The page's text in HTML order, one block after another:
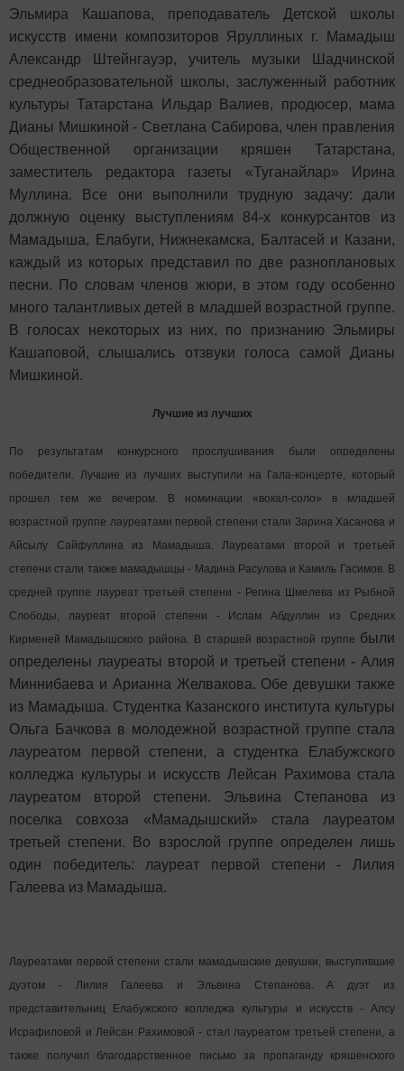
Эльмира Кашапова, преподаватель Детской школы
искусств имени композиторов Яруллиных г. Мамадыш
Александр Штейнгауэр, учитель музыки Шадчинской
среднеобразовательной школы, заслуженный работник
культуры Татарстана Ильдар Валиев, продюсер, мама
Дианы Мишкиной - Светлана Сабирова, член правления
Общественной организации кряшен Татарстана,
заместитель редактора газеты «Туганайлар» Ирина
Муллина. Все они выполнили трудную задачу: дали
должную оценку выступлениям 84-х конкурсантов из
Мамадыша, Елабуги, Нижнекамска, Балтасей и Казани,
каждый из которых представил по две разноплановых
песни. По словам членов жюри, в этом году особенно
много талантливых детей в младшей возрастной группе.
В голосах некоторых из них, по признанию Эльмиры
Кашаповой, слышались отзвуки голоса самой Дианы
Мишкиной.
Лучшие из лучших
По результатам конкурсного прослушивания были определены
победители. Лучшие из лучших выступили на Гала-концерте, который
прошел тем же вечером. В номинации «вокал-соло» в младшей
возрастной группе лауреатами первой степени стали Зарина Хасанова и
Айсылу Сайфуллина из Мамадыша. Лауреатами второй и третьей
степени стали также мамадышцы - Мадина Расулова и Камиль Гасимов. В
средней группе лауреат третьей степени - Регина Шмелева из Рыбной
Слободы, лауреат второй степени - Ислам Абдуллин из Средних
Кирменей Мамадышского района. В старшей возрастной группе были
определены лауреаты второй и третьей степени - Алия
Миннибаева и Арианна Желвакова. Обе девушки также
из Мамадыша. Студентка Казанского института культуры
Ольга Бачкова в молодежной возрастной группе стала
лауреатом первой степени, а студентка Елабужского
колледжа культуры и искусств Лейсан Рахимова стала
лауреатом второй степени. Эльвина Степанова из
поселка совхоза «Мамадышский» стала лауреатом
третьей степени. Во взрослой группе определен лишь
один победитель: лауреат первой степени - Лилия
Галеева из Мамадыша.
Лауреатами первой степени стали мамадышские девушки, выступившие
дуэтом - Лилия Галеева и Эльвина Степанова. А дуэт из
представительниц Елабужского колледжа культуры и искусств - Алсу
Исрафиловой и Лейсан Рахимовой - стал лауреатом третьей степени, а
также получил благодарственное письмо за пропаганду кряшенского